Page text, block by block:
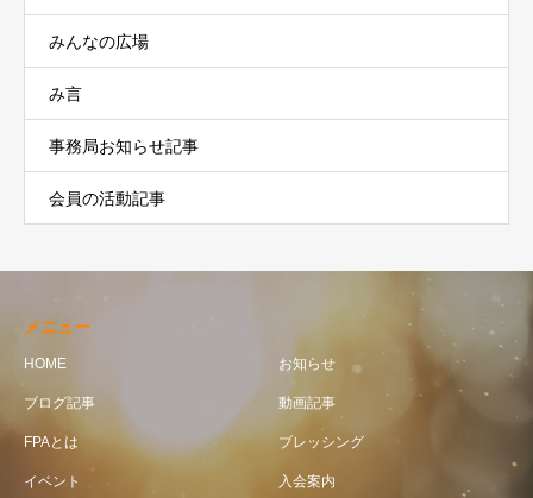
みんなの広場
み言
事務局お知らせ記事
会員の活動記事
メニュー
HOME お知らせ
ブログ記事 動画記事
FPAとは ブレッシング
イベント 入会案内